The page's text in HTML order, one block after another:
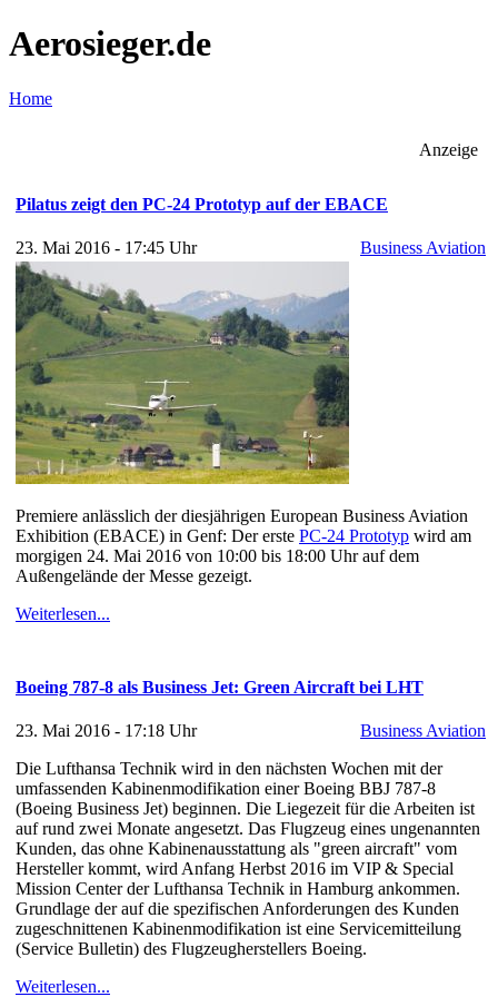
Aerosieger.de
Home
Anzeige
Pilatus zeigt den PC-24 Prototyp auf der EBACE
23. Mai 2016 - 17:45 Uhr Business Aviation
Premiere anlässlich der diesjährigen European Business Aviation
Exhibition (EBACE) in Genf: Der erste PC-24 Prototyp wird am
morgigen 24. Mai 2016 von 10:00 bis 18:00 Uhr auf dem
Außengelände der Messe gezeigt.
Weiterlesen...
Boeing 787-8 als Business Jet: Green Aircraft bei LHT
23. Mai 2016 - 17:18 Uhr
Business Aviation
Die Lufthansa Technik wird in den nächsten Wochen mit der
umfassenden Kabinenmodifikation einer Boeing BBJ 787-8
(Boeing Business Jet) beginnen. Die Liegezeit für die Arbeiten ist
auf rund zwei Monate angesetzt. Das Flugzeug eines ungenannten
Kunden, das ohne Kabinenausstattung als "green aircraft" vom
Hersteller kommt, wird Anfang Herbst 2016 im VIP & Special
Mission Center der Lufthansa Technik in Hamburg ankommen.
Grundlage der auf die spezifischen Anforderungen des Kunden
zugeschnittenen Kabinenmodifikation ist eine Servicemitteilung
(Service Bulletin) des Flugzeugherstellers Boeing.
Weiterlesen...